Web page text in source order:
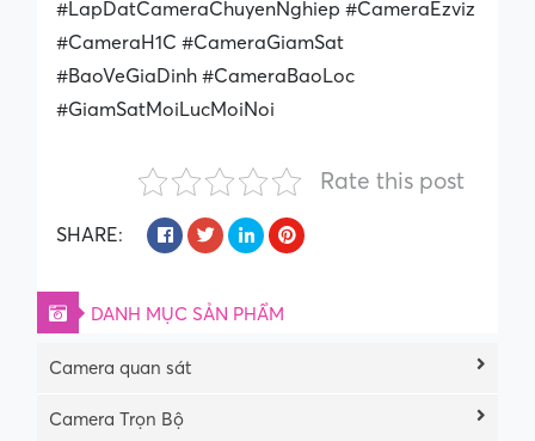
#LapDatCameraChuyenNghiep #CameraEzviz
#CameraH1C #CameraGiamSat
#BaoVeGiaDinh #CameraBaoLoc
#GiamSatMoiLucMoiNoi
Rate this post
SHARE:
DANH MỤC SẢN PHẨM
Camera quan sát
Camera Trọn Bộ